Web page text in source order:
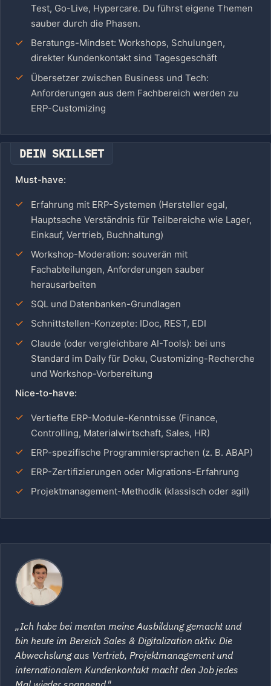
Test, Go-Live, Hypercare. Du führst eigene Themen
sauber durch die Phasen.
Beratungs-Mindset: Workshops, Schulungen,
direkter Kundenkontakt sind Tagesgeschäft
Übersetzer zwischen Business und Tech:
Anforderungen aus dem Fachbereich werden zu
ERP-Customizing
DEIN SKILLSET
Must-have:
Erfahrung mit ERP-Systemen (Hersteller egal,
Hauptsache Verständnis für Teilbereiche wie Lager,
Einkauf, Vertrieb, Buchhaltung)
Workshop-Moderation: souverän mit
Fachabteilungen, Anforderungen sauber
herausarbeiten
SQL und Datenbanken-Grundlagen
Schnittstellen-Konzepte: IDoc, REST, EDI
Claude (oder vergleichbare AI-Tools): bei uns
Standard im Daily für Doku, Customizing-Recherche
und Workshop-Vorbereitung
Nice-to-have:
Vertiefte ERP-Module-Kenntnisse (Finance,
Controlling, Materialwirtschaft, Sales, HR)
ERP-spezifische Programmiersprachen (z. B. ABAP)
ERP-Zertifizierungen oder Migrations-Erfahrung
Projektmanagement-Methodik (klassisch oder agil)
„Ich habe bei menten meine Ausbildung gemacht und
bin heute im Bereich Sales & Digitalization aktiv. Die
Abwechslung aus Vertrieb, Projektmanagement und
internationalem Kundenkontakt macht den Job jedes